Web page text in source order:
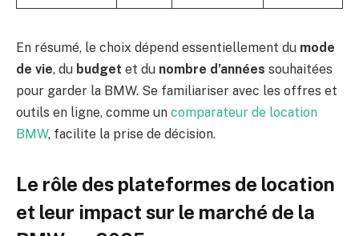
En résumé, le choix dépend essentiellement du mode
de vie, du budget et du nombre d’années souhaitées
pour garder la BMW. Se familiariser avec les offres et
outils en ligne, comme un comparateur de location
BMW, facilite la prise de décision.
Le rôle des plateformes de location
et leur impact sur le marché de la